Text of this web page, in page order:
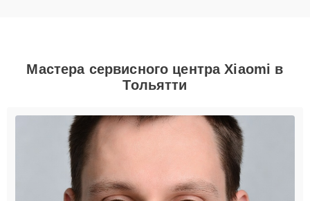
Мастера сервисного центра Xiaomi в
Тольятти